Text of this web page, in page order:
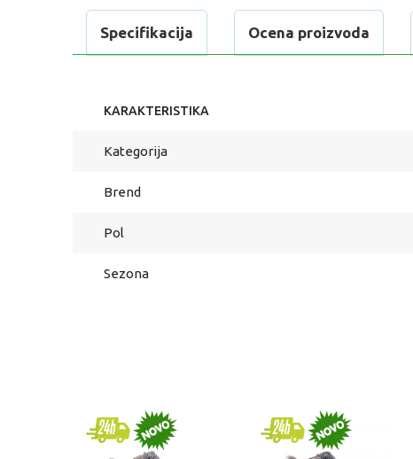
Specifikacija Ocena proizvoda
KARAKTERISTIKA
Kategorija
Brend
Pol
Sezona